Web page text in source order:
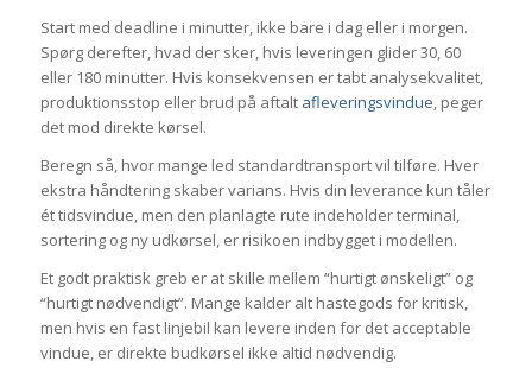
Start med deadline i minutter, ikke bare i dag eller i morgen.
Spørg derefter, hvad der sker, hvis leveringen glider 30, 60
eller 180 minutter. Hvis konsekvensen er tabt analysekvalitet,
produktionsstop eller brud på aftalt afleveringsvindue, peger
det mod direkte kørsel.
Beregn så, hvor mange led standardtransport vil tilføre. Hver
ekstra håndtering skaber varians. Hvis din leverance kun tåler
ét tidsvindue, men den planlagte rute indeholder terminal,
sortering og ny udkørsel, er risikoen indbygget i modellen.
Et godt praktisk greb er at skille mellem “hurtigt ønskeligt” og
“hurtigt nødvendigt”. Mange kalder alt hastegods for kritisk,
men hvis en fast linjebil kan levere inden for det acceptable
vindue, er direkte budkørsel ikke altid nødvendig.